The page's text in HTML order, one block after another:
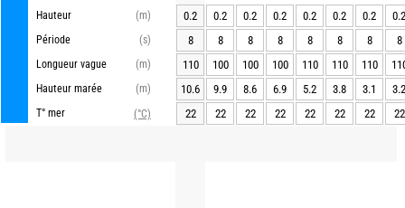
Hauteur
(m)
Période
(s)
Longueur vague
(m)
Hauteur marée
(m)
T° mer
(°C)
0.2
0.2 0.2 0.2 0.2 0.2 0.2
0.2
8
8 8 8 8 8 8
8
110
100 100 100 110 110 110
10.6
9.9 8.6 6.9 5.2 3.8 3.1
3.2
22
22 22 22 22 22 22 22